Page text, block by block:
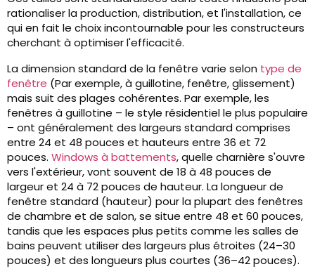
rationaliser la production, distribution, et l'installation, ce
qui en fait le choix incontournable pour les constructeurs
cherchant à optimiser l'efficacité.
La dimension standard de la fenêtre varie selon type de
fenêtre (Par exemple, à guillotine, fenêtre, glissement)
mais suit des plages cohérentes. Par exemple, les
fenêtres à guillotine – le style résidentiel le plus populaire
– ont généralement des largeurs standard comprises
entre 24 et 48 pouces et hauteurs entre 36 et 72
pouces. Windows à battements, quelle charnière s'ouvre
vers l'extérieur, vont souvent de 18 à 48 pouces de
largeur et 24 à 72 pouces de hauteur. La longueur de
fenêtre standard (hauteur) pour la plupart des fenêtres
de chambre et de salon, se situe entre 48 et 60 pouces,
tandis que les espaces plus petits comme les salles de
bains peuvent utiliser des largeurs plus étroites (24–30
pouces) et des longueurs plus courtes (36–42 pouces).